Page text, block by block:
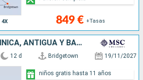
849 € +Tasas
BARBADOS, MARTINICA, ANTIGUA Y BARBUDA, SAN MARTÍN, SAN CRISTÓBAL Y NIEVES, DOMINICA, GUADALUPE, SANTA LUCIA
12 d Bridgetown 19/11/2027
niños gratis hasta 11 años